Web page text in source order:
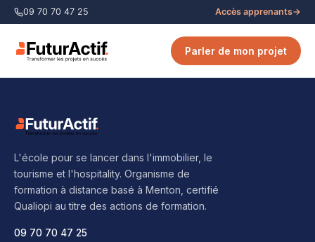
09 70 70 47 25 Accès apprenants→
Parler de mon projet
L'école pour se lancer dans l'immobilier, le
tourisme et l'hospitality. Organisme de
formation à distance basé à Menton, certifié
Qualiopi au titre des actions de formation.
09 70 70 47 25